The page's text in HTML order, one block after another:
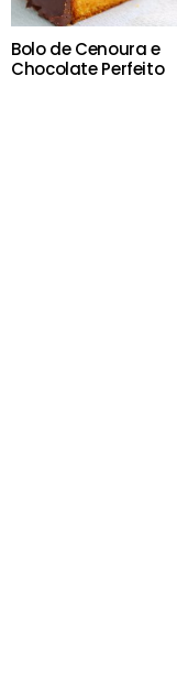
Bolo de Cenoura e
Chocolate Perfeito